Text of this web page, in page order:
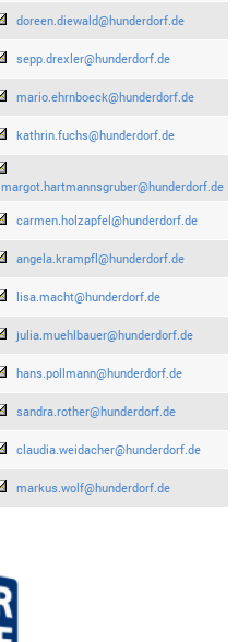
doreen.diewald@hunderdorf.de
sepp.drexler@hunderdorf.de
mario.ehrnboeck@hunderdorf.de
kathrin.fuchs@hunderdorf.de
margot.hartmannsgruber@hunderdorf.de
carmen.holzapfel@hunderdorf.de
angela.krampfl@hunderdorf.de
lisa.macht@hunderdorf.de
julia.muehlbauer@hunderdorf.de
hans.pollmann@hunderdorf.de
sandra.rother@hunderdorf.de
claudia.weidacher@hunderdorf.de
markus.wolf@hunderdorf.de